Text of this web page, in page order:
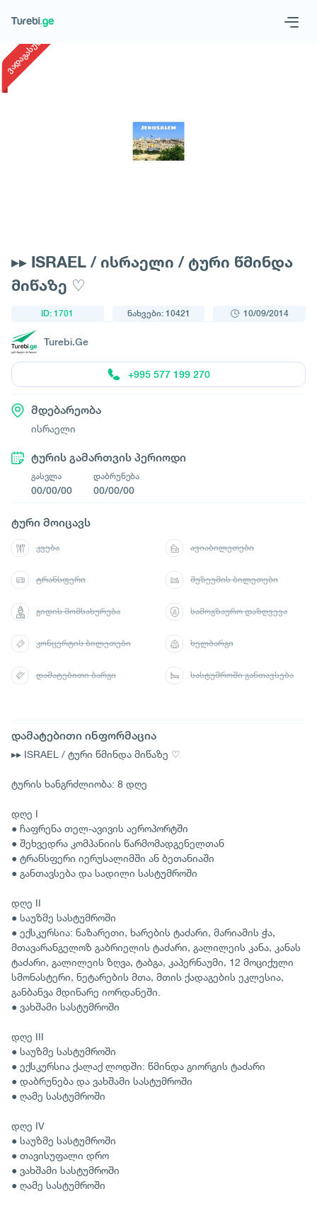
მოითხოვე ტური
ვადაგასული
▸▸ ISRAEL / ისრაელი / ტური წმინდა
მიწაზე ♡
ID: 1701 ნახვები: 10421 10/09/2014
Turebi.Ge
+995 577 199 270
მდებარეობა
ისრაელი
ტურის გამართვის პერიოდი
გასვლა
00/00/00
დაბრუნება
00/00/00
დამატებითი ინფორმაცია
▸▸ ISRAEL / ტური წმინდა მიწაზე ♡
ტურის ხანგრძლიობა: 8 დღე
დღე I
● ჩაფრენა თელ-ავივის აეროპორტში
● შეხვედრა კომპანიის წარმომადგენელთან
● ტრანსფერი იერუსალიმში ან ბეთანიაში
● განთავსება და სადილი სასტუმროში
დღე II
● საუზმე სასტუმროში
● ექსკურსია: ნაზარეთი, ხარების ტაძარი, მარიამის ჭა,
მთავარანგელოზ გაბრიელის ტაძარი, გალილეის კანა, კანას
ტაძარი, გალილეის ზღვა, ტაბგა, კაპერნაუმი, 12 მოციქული
სმონასტერი, ნეტარების მთა, მთის ქადაგების ეკლესია,
განბანვა მდინარე იორდანეში.
● ვახშამი სასტუმროში
დღე III
● საუზმე სასტუმროში
● ექსკურსია ქალაქ ლოდში: წმინდა გიორგის ტაძარი
● დაბრუნება და ვახშამი სასტუმროში
● ღამე სასტუმროში
დღე IV
● საუზმე სასტუმროში
● თავისუფალი დრო
● ვახშამი სასტუმროში
● ღამე სასტუმროში
ტური მოიცავს
კვება ავიაბილეთები
ტრანსფერი მუზეუმის ბილეთები
გიდის მომსახურება სამოგზაურო დაზღვევა
კონცერტის ბილეთები ხელბარგი
დამატებითი ბარგი სასტუმროში განთავსება